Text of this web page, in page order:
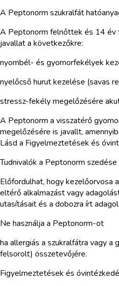
A Peptonorm szukralfát
A Peptonorm felnőttek és 14 év
javallat a következőkre:
nyombél- és gyomorfekélyek
nyelőcső hurut kezelése (savas
stressz-fekély megelőzésére
A Peptonorm a visszatérő
megelőzésére is javallt,
Lásd a Figyelmeztetések és
Tudnivalók a Peptonorm
Előfordulhat, hogy
eltérő alkalmazást vagy
utasításait és a dobozra írt
Ne használja a Peptonorm-ot
ha allergiás a szukralfátra vagy a
felsorolt) összetevőjére.
Figyelmeztetések és